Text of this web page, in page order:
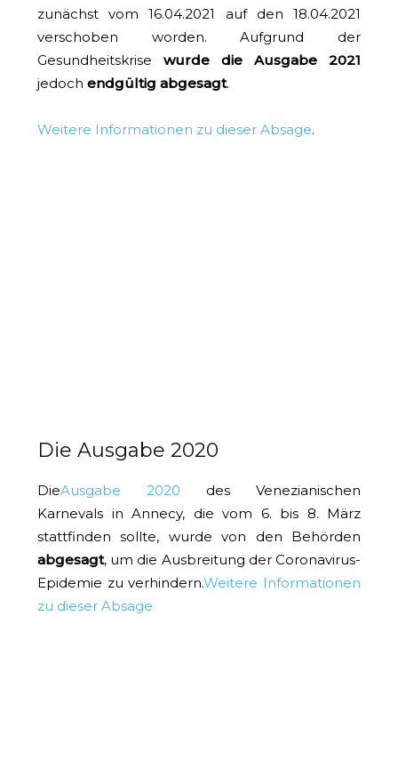
zunächst vom 16.04.2021 auf den 18.04.2021
verschoben worden. Aufgrund der
Gesundheitskrise wurde die Ausgabe 2021
jedoch endgültig abgesagt.
Weitere Informationen zu dieser Absage.
Die Ausgabe 2020
DieAusgabe 2020 des Venezianischen
Karnevals in Annecy, die vom 6. bis 8. März
stattfinden sollte, wurde von den Behörden
abgesagt, um die Ausbreitung der Coronavirus-
Epidemie zu verhindern.Weitere Informationen
zu dieser Absage